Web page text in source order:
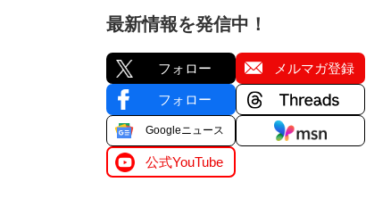
最新情報を発信中！
フォロー メルマガ登録
フォロー
Googleニュース
公式YouTube